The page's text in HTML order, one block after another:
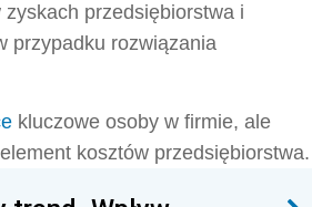
zyskach przedsiębiorstwa i
przypadku rozwiązania
kluczowe osoby w firmie, ale
kosztów przedsiębiorstwa.